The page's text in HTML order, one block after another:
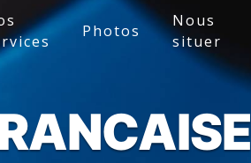
Photos
Nous
situer